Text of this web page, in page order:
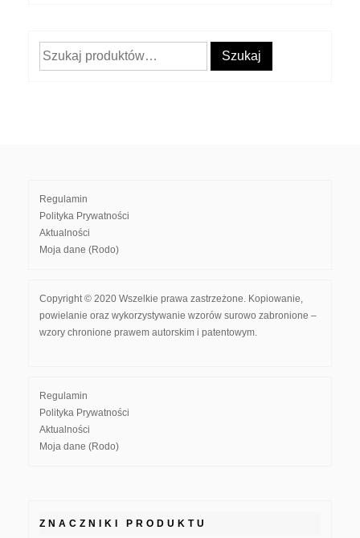
Szukaj: Szukaj
Regulamin
Polityka Prywatności
Aktualności
Moja dane (Rodo)
Copyright © 2020 Wszelkie prawa zastrzeżone. Kopiowanie,
powielanie oraz wykorzystywanie wzorów surowo zabronione –
wzory chronione prawem autorskim i patentowym.
Regulamin
Polityka Prywatności
Aktualności
Moja dane (Rodo)
ZNACZNIKI PRODUKTU